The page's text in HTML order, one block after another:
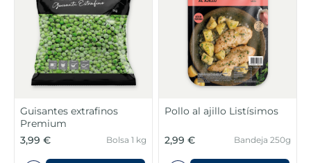
Guisantes extrafinos
Premium
3,99 €
Bolsa 1 kg
Pollo al ajillo Listísimos
2,99 € Bandeja 250g